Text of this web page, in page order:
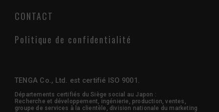
CONTACT
Politique de confidentialité
TENGA Co., Ltd. est certifié ISO 9001.
Départements certifiés du Siège social au Japon :
Recherche et développement, ingénierie, production, ventes,
groupe de services à la clientèle, division nationale du marketing